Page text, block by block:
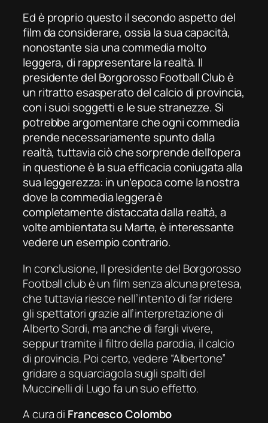
Ed è proprio questo il secondo aspetto del
film da considerare, ossia la sua capacità,
nonostante sia una commedia molto
leggera, di rappresentare la realtà. Il
presidente del Borgorosso Football Clubè
un ritratto esasperato del calcio di provincia,
con i suoi soggetti e le sue stranezze. Si
potrebbe argomentare che ogni commedia
prende necessariamente spunto dalla
realtà, tuttavia ciò che sorprende dell’opera
in questione è la sua efficacia coniugata alla
sua leggerezza: in un’epoca come la nostra
dove la commedia leggera è
completamente distaccata dalla realtà, a
volte ambientata su Marte, è interessante
vedere un esempio contrario.
In conclusione, Il presidente del Borgorosso
Football clubè un film senza alcuna pretesa,
che tuttavia riesce nell’intento di far ridere
gli spettatori grazie all’interpretazione di
Alberto Sordi, ma anche di fargli vivere,
seppur tramite il filtro della parodia, il calcio
di provincia. Poi certo, vedere “Albertone”
gridare a squarciagola sugli spalti del
Muccinelli di Lugo fa un suo effetto.
A cura di Francesco Colombo